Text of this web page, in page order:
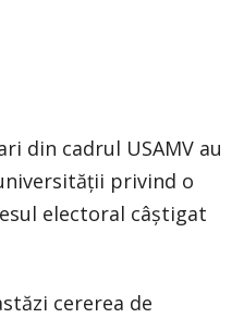
din cadrul USAMV au
privind o
electoral câștigat
cererea de